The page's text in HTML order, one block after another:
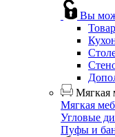
Вы
Мягкая
Мягкая
Угловые
Пуфы и